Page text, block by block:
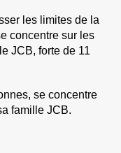
les limites de la
concentre sur les
JCB, forte de 11
se concentre
famille JCB.